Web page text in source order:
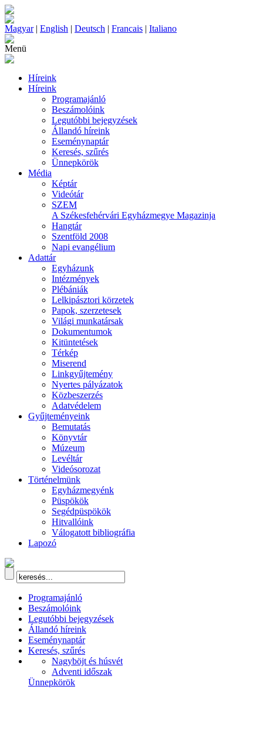
Magyar| English | Deutsch | Francais | Italiano
Menü
Híreink
Híreink
Programajánló
Beszámolóink
Legutóbbi bejegyzések
Állandó híreink
Eseménynaptár
Keresés, szűrés
Ünnepkörök
Média
Képtár
Videótár
SZEM
A Székesfehérvári Egyházmegye Magazinja
Hangtár
Szentföld 2008
Napi evangélium
Adattár
Egyházunk
Intézmények
Plébániák
Lelkipásztori körzetek
Papok, szerzetesek
Világi munkatársak
Dokumentumok
Kitüntetések
Térkép
Miserend
Linkgyűjtemény
Nyertes pályázatok
Közbeszerzés
Adatvédelem
Gyűjteményeink
Bemutatás
Könyvtár
Múzeum
Levéltár
Videósorozat
Történelmünk
Egyházmegyénk
Püspökök
Segédpüspökök
Hitvallóink
Válogatott bibliográfia
Lapozó
Programajánló
Beszámolóink
Legutóbbi bejegyzések
Állandó híreink
Eseménynaptár
Keresés, szűrés
Nagyböjt és húsvét
Adventi időszak
Ünnepkörök